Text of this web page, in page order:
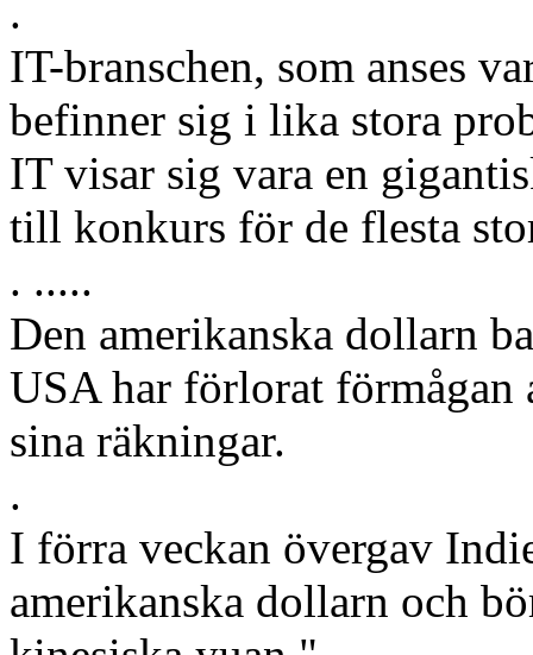
.
IT-branschen, som anses
befinner sig i lika stora
IT visar sig vara en
till konkurs för de flesta
. .....
Den amerikanska dollarn
USA har förlorat förmågan
sina räkningar.
.
I förra veckan övergav
amerikanska dollarn och